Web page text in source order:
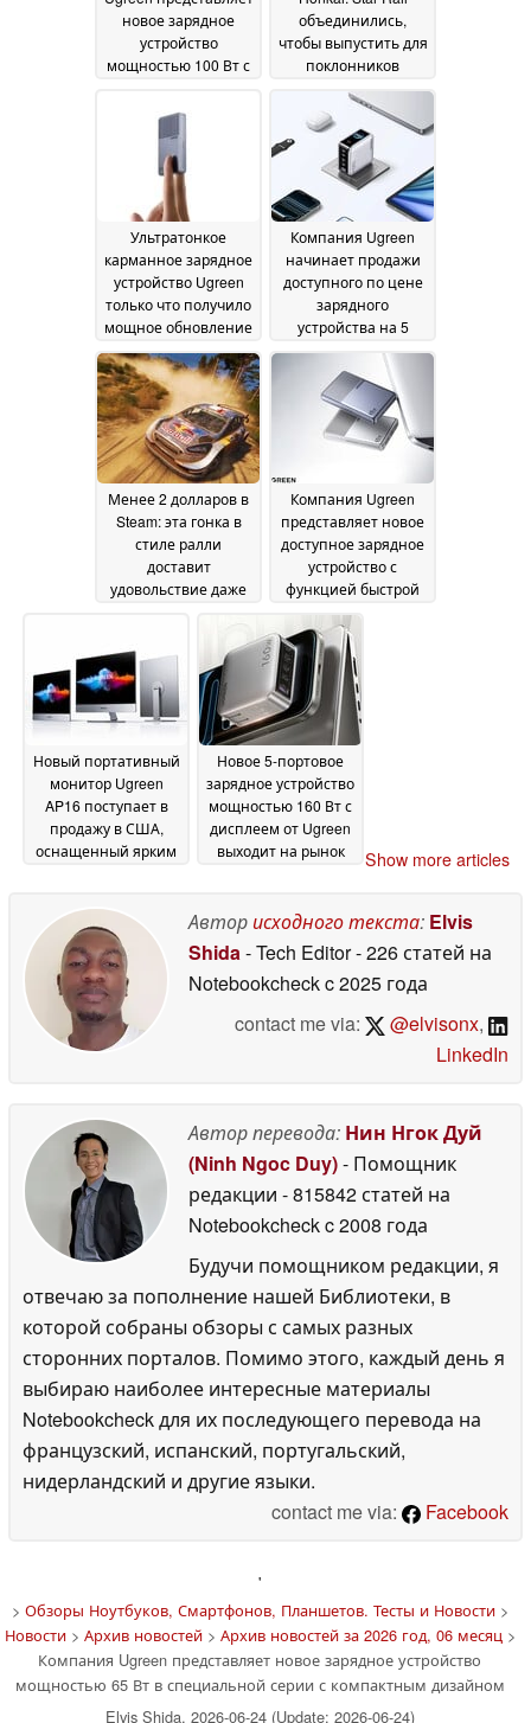
новое зарядное
устройство
мощностью 100 Вт с
дизайном01 July 2026
объединились,
чтобы выпустить для
поклонников
аксессуары,
посвящённые
персонажу Яо Гуану
30 June 2026
Ультратонкое
карманное зарядное
устройство Ugreen
только что получило
мощное обновление
до 65 Вт26 June 2026
Компания Ugreen
начинает продажи
доступного по цене
зарядного
устройства на 5
портов мощностью
160 Вт со смарт-
дисплеем в новых
странах26 June 2026
Менее 2 долларов в
Steam: эта гонка в
стиле ралли
доставит
удовольствие даже
Компания Ugreen
представляет новое
доступное зарядное
устройство с
функцией быстрой
зарядки мощностью
65 Вт и тонким
корпусом20 June 2026
Новый портативный
монитор Ugreen
AP16 поступает в
продажу в США,
оснащенный ярким
частотой
обновления 165 Гц, а
также магнитной
подставкой
2026
Новое 5-портовое
зарядное устройство
мощностью 160 Вт с
дисплеем от Ugreen
выходит на рынок
Show more articles
Авторисходного текста: Elvis
Shida- Tech Editor- 226 статей на
Notebookcheckc 2025 года
contact me via:
@elvisonx,
LinkedIn
Автор перевода: Нин Нгок Дуй
(Ninh Ngoc Duy)- Помощник
редакции - 815842 статей на
Notebookcheckc 2008 года
Будучи помощником редакции, я
отвечаю за пополнение нашей Библиотеки, в
которой собраны обзоры с самых разных
сторонних порталов. Помимо этого, каждый день я
выбираю наиболее интересные материалы
Notebookcheck для их последующего перевода на
французский, испанский, португальский,
нидерландский и другие языки.
contact me via:
Facebook
'
> Обзоры Ноутбуков, Смартфонов, Планшетов. Тесты и Новости>
Новости> Архив новостей> Архив новостей за 2026 год, 06 месяц>
Компания Ugreen представляет новое зарядное устройство
мощностью 65 Вт в специальной серии с компактным дизайном
Elvis Shida, 2026-06-24 (Update: 2026-06-24)